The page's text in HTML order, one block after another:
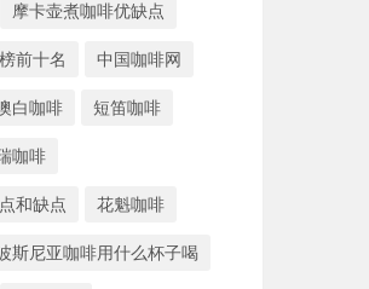
摩卡壶煮咖啡优缺点
前十名 中国咖啡网
白咖啡 短笛咖啡
咖啡
和缺点 花魁咖啡
斯尼亚咖啡用什么杯子喝